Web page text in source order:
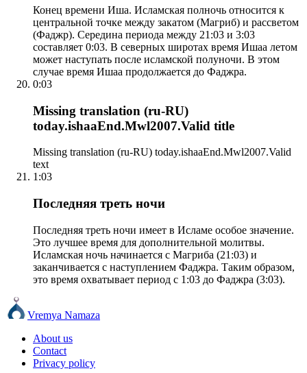
Конец времени Иша. Исламская полночь относится к
центральной точке между закатом (Магриб) и рассветом
(Фаджр). Середина периода между 21:03 и 3:03
составляет 0:03. В северных широтах время Ишаа летом
может наступать после исламской полуночи. В этом
случае время Ишаа продолжается до Фаджра.
0:03
Missing translation (ru-RU)
today.ishaaEnd.Mwl2007.Valid title
Missing translation (ru-RU) today.ishaaEnd.Mwl2007.Valid
text
1:03
Последняя треть ночи
Последняя треть ночи имеет в Исламе особое значение.
Это лучшее время для дополнительной молитвы.
Исламская ночь начинается с Магриба (21:03) и
заканчивается с наступлением Фаджра. Таким образом,
это время охватывает период с 1:03 до Фаджра (3:03).
Vremya Namaza
About us
Contact
Privacy policy